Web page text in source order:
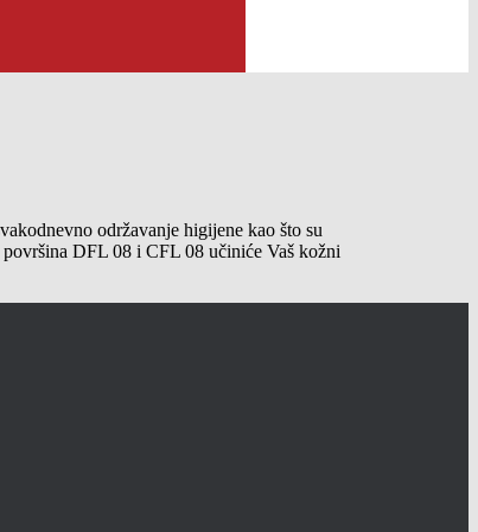
održavanje higijene kao što su
DFL 08 i CFL 08 učiniće Vaš kožni